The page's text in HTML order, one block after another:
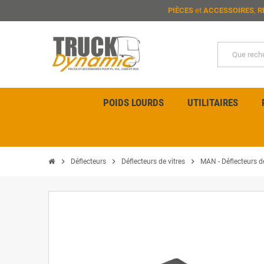
PIÈCESet ACCESSOIRES,
POIDS LOURDS UTILITAIRES
chevron_right Déflecteurs chevron_right Déflecteurs de vitres chevron_right MAN - Déflecteurs